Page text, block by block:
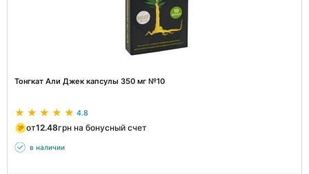
Тонгкат Али Джек капсулы 350 мг №10
4.8
от12.48грн на бонусный счет
в наличии